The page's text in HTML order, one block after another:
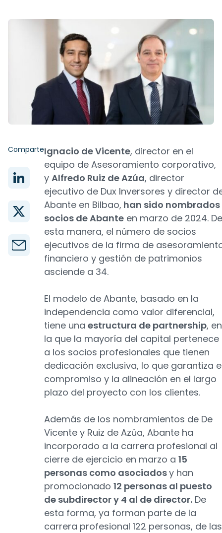
ComparteIgnacio de Vicente, director en el
equipo de Asesoramiento corporativo,
y Alfredo Ruiz de Azúa, director
ejecutivo de Dux Inversores y director
Abante en Bilbao, han sido nombrados
socios de Abante en marzo de 2024. De
esta manera, el número de socios
ejecutivos de la firma de
financiero y gestión de patrimonios
asciende a 34.
El modelo de Abante, basado en la
independencia como valor diferencial,
tiene una estructura de partnership, en
la que la mayoría del capital pertenece
a los socios profesionales que tienen
dedicación exclusiva, lo que garantiza
compromiso y la alineación en el largo
plazo del proyecto con los clientes.
Además de los nombramientos de De
Vicente y Ruiz de Azúa, Abante ha
incorporado a la carrera profesional al
cierre de ejercicio en marzo a 15
personas como asociadosy han
promocionado 12 personas al puesto
de subdirector y 4 al de director. De
esta forma, ya forman parte de la
carrera profesional 122 personas, de las